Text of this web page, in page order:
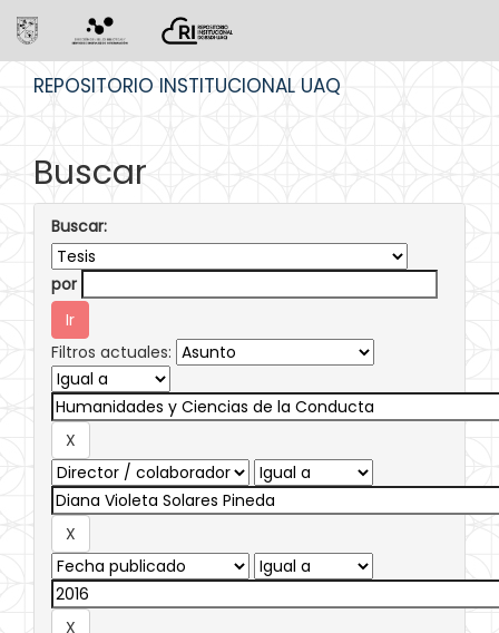
REPOSITORIO INSTITUCIONAL UAQ
Buscar
Buscar:
por
Filtros actuales: